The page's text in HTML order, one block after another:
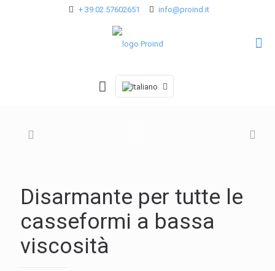
+ 39.02.57602651 info@proind.it
Disarmante per tutte le
casseformi a bassa
viscosità